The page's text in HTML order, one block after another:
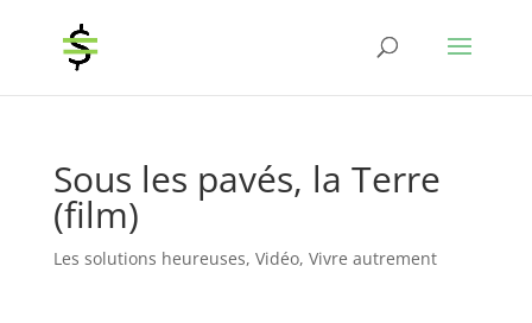
Sous les pavés, la Terre
(film)
Les solutions heureuses, Vidéo, Vivre autrement